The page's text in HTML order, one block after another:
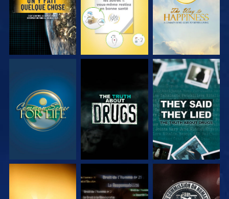
REGARDER REGARDER REGARDER
REGARDER REGARDER REGARDER